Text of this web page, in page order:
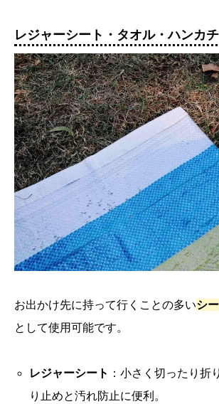
レジャーシート・タオル・ハンカチ
お出かけ先に持って行くことの多いシ
として使用可能です。
レジャーシート ：小さく切ったり折
り止めと汚れ防止に便利。